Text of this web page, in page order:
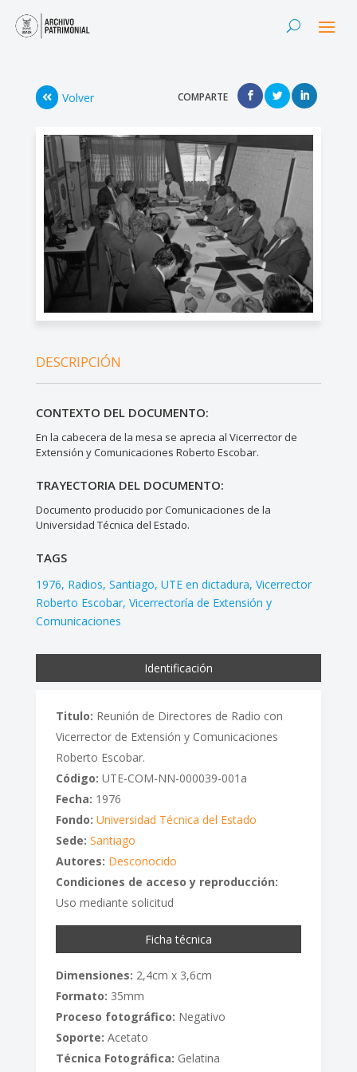
Volver COMPARTE
DESCRIPCIÓN
CONTEXTO DEL DOCUMENTO:
En la cabecera de la mesa se aprecia al Vicerrector de
Extensión y Comunicaciones Roberto Escobar.
TRAYECTORIA DEL DOCUMENTO:
Documento producido por Comunicaciones de la
Universidad Técnica del Estado.
TAGS
1976 Radios Santiago UTE en dictadura Vicerrector
Roberto Escobar Vicerrectoría de Extensión y
Comunicaciones
Identificación
Titulo: Reunión de Directores de Radio con
Vicerrector de Extensión y Comunicaciones
Roberto Escobar.
Código: UTE-COM-NN-000039-001a
Fecha: 1976
Fondo: Universidad Técnica del Estado
Sede: Santiago
Autores: Desconocido
Condiciones de acceso y reproducción:
Uso mediante solicitud
Ficha técnica
Dimensiones: 2,4cm x 3,6cm
Formato: 35mm
Proceso fotográfico: Negativo
Soporte: Acetato
Técnica Fotográfica: Gelatina